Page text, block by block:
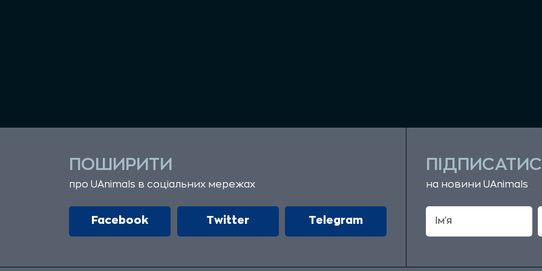
ПОШИРИТИ
про UAnimals в соціальних мережах
Facebook Twitter Telegram
на новини UAnimals